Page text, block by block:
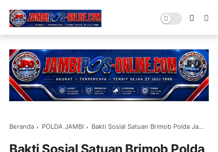
Beranda POLDA JAMBI Bakti Sosial Satuan Brimob Polda Jambi di GKPS Jambi
Bakti Sosial Satuan Brimob Polda